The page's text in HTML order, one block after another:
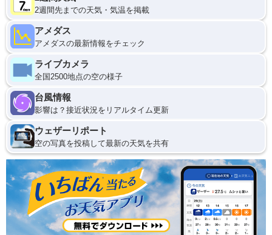
2週間先までの天気・気温を掲載
アメダス
アメダスの最新情報をチェック
ライブカメラ
全国2500地点の空の様子
台風情報
影響は？接近状況をリアルタイム更新
ウェザーリポート
空の写真を投稿して最新の天気を共有